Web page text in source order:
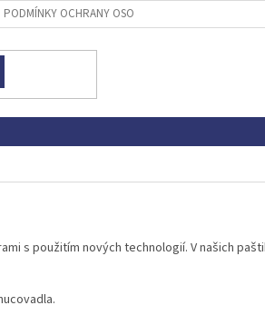
PODMÍNKY OCHRANY OSOBNÍCH ÚDAJŮ
s použitím nových technologií. V našich